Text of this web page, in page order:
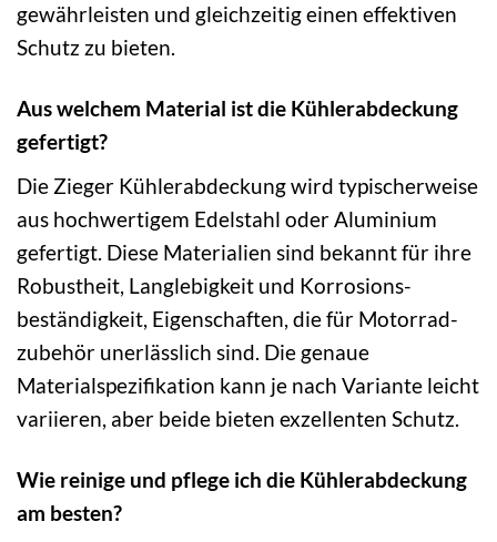
gewährleisten und gleichzeitig einen effektiven
Schutz zu bieten.
Aus welchem Material ist die Kühlerabdeckung
gefertigt?
Die Zieger Kühlerabdeckung wird typischerweise
aus hochwertigem Edelstahl oder Aluminium
gefertigt. Diese Materialien sind bekannt für ihre
Robustheit, Langlebigkeit und Korrosions­
beständigkeit, Eigenschaften, die für Motorrad­
zubehör unerlässlich sind. Die genaue
Materialspezifikation kann je nach Variante leicht
variieren, aber beide bieten exzellenten Schutz.
Wie reinige und pflege ich die Kühlerabdeckung
am besten?